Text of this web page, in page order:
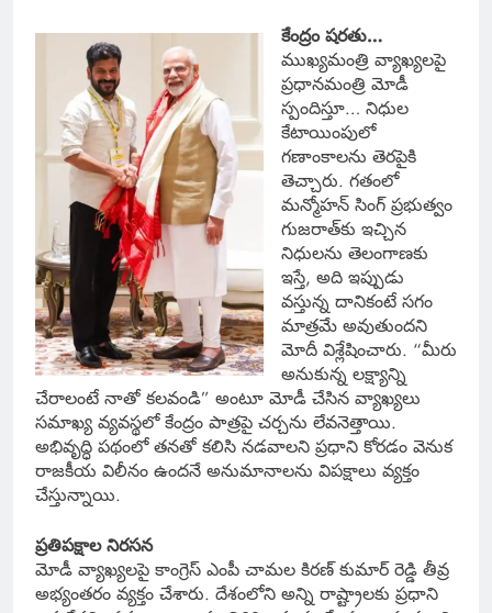
కేంద్రం షరతు…
ముఖ్యమంత్రి వ్యాఖ్యలపై
ప్రధానమంత్రి మోడీ
స్పందిస్తూ… నిధుల
కేటాయింపులో
గణాంకాలను తెరపైకి
తెచ్చారు. గతంలో
మన్మోహన్ సింగ్ ప్రభుత్వం
గుజరాత్‌కు ఇచ్చిన
నిధులను తెలంగాణకు
ఇస్తే, అది ఇప్పుడు
వస్తున్న దానికంటే సగం
మాత్రమే అవుతుందని
మోదీ విశ్లేషించారు. “మీరు
అనుకున్న లక్ష్యాన్ని
చేరాలంటే నాతో కలవండి” అంటూ మోడీ చేసిన వ్యాఖ్యలు
సమాఖ్య వ్యవస్థలో కేంద్రం పాత్రపై చర్చను లేవనెత్తాయి.
అభివృద్ధి పథంలో తనతో కలిసి నడవాలని ప్రధాని కోరడం వెనుక
రాజకీయ విలీనం ఉందనే అనుమానాలను విపక్షాలు వ్యక్తం
చేస్తున్నాయి.
ప్రతిపక్షాల నిరసన
మోడీ వ్యాఖ్యలపై కాంగ్రెస్ ఎంపీ చామల కిరణ్ కుమార్ రెడ్డి తీవ్ర
అభ్యంతరం వ్యక్తం చేశారు. దేశంలోని అన్ని రాష్ట్రాలకు ప్రధాని